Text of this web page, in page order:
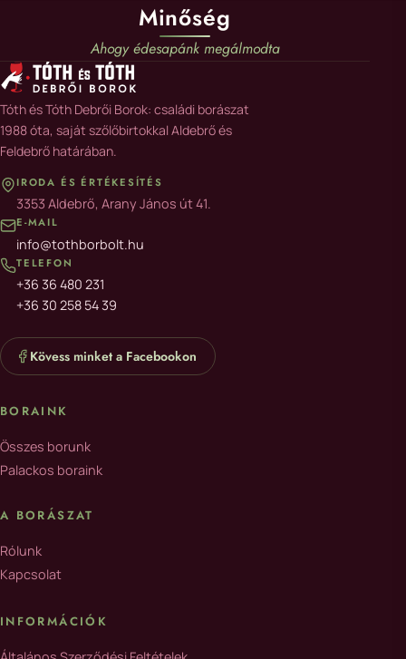
Minőség
Ahogy édesapánk megálmodta
Tóth és Tóth Debrői Borok: családi borászat
1988 óta, saját szőlőbirtokkal Aldebrő és
Feldebrő határában.
IRODA ÉS ÉRTÉKESÍTÉS
3353 Aldebrő, Arany János út 41.
E-MAIL
info@tothborbolt.hu
TELEFON
+36 36 480 231
+36 30 258 54 39
Kövess minket a Facebookon
BORAINK
Összes borunk
Palackos boraink
A BORÁSZAT
Rólunk
Kapcsolat
INFORMÁCIÓK